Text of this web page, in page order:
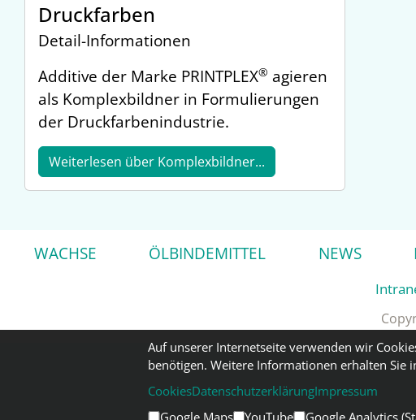
Druckfarben
Detail-Informationen
Additive der Marke PRINTPLEX® agieren
als Komplexbildner in Formulierungen
der Druckfarbenindustrie.
Weiterlesen über Komplexbildner...
WACHSE ÖLBINDEMITTEL NEWS
Auf unserer Internetseite verwenden wir
benötigen. Weitere Informationen erhalten Sie
CookiesDatenschutzerklärungImpressum
Google Maps
YouTube Google Analytics